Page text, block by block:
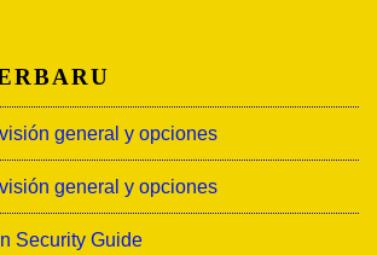
general y opciones
general y opciones
Security Guide